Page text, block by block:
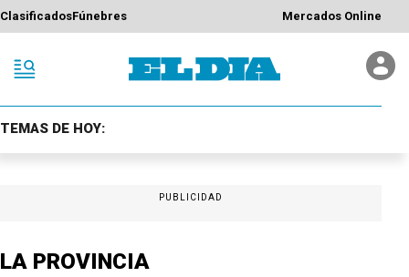
ClasificadosFúnebres Mercados Online
TEMAS DE HOY:
PUBLICIDAD
LA PROVINCIA